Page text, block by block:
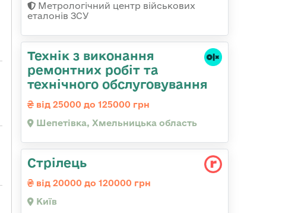
Метрологічний центр військових
еталонів ЗСУ
Технік з виконання
ремонтних робіт та
технічного обслуговування
від 25000 до 125000 грн
Шепетівка, Хмельницька область
Стрілець
від 20000 до 120000 грн
Київ